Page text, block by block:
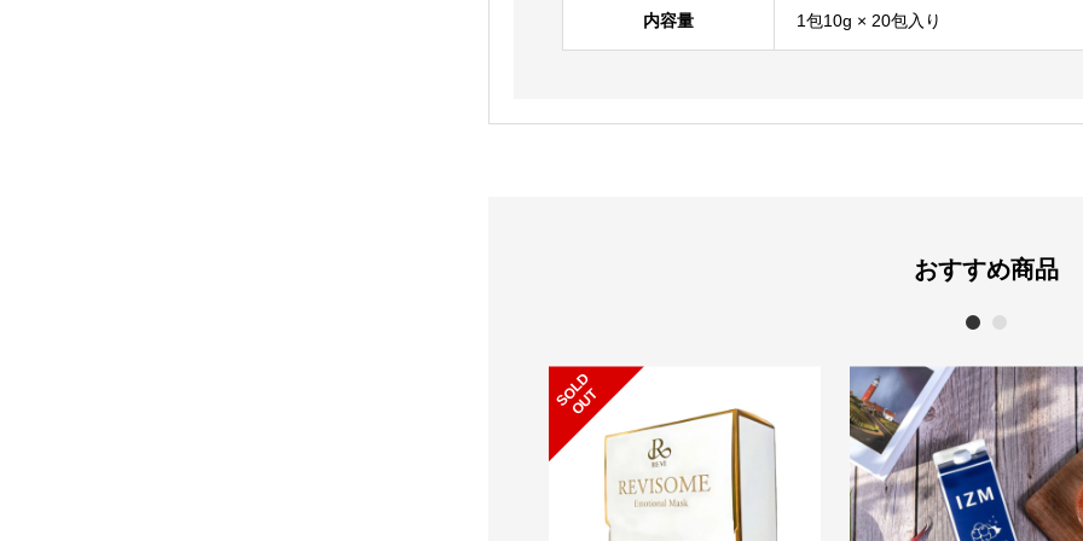
内容量 1包10g × 20包入り
おすすめ商品
S
O
L
D
O
U
T
1 2